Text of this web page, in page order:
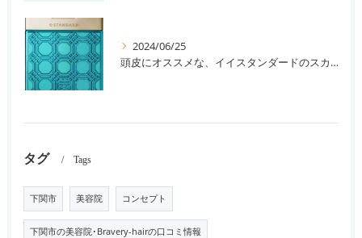
2024/06/25
頭皮にオススメな、イイスタンダードのスカルプ系シャンプー＆トリートメントです！
タグ Tags
下関市 美容院 コンセプト
下関市の美容院･Bravery-hairの口コミ情報